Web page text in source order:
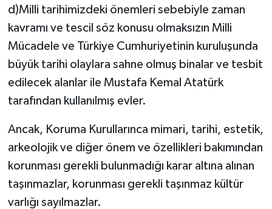
d)Milli tarihimizdeki önemleri sebebiyle zaman
kavramı ve tescil söz konusu olmaksızın Milli
Mücadele ve Türkiye Cumhuriyetinin kuruluşunda
büyük tarihi olaylara sahne olmuş binalar ve tesbit
edilecek alanlar ile Mustafa Kemal Atatürk
tarafından kullanılmış evler.
Ancak, Koruma Kurullarınca mimari, tarihi, estetik,
arkeolojik ve diğer önem ve özellikleri bakımından
korunması gerekli bulunmadığı karar altına alınan
taşınmazlar, korunması gerekli taşınmaz kültür
varlığı sayılmazlar.